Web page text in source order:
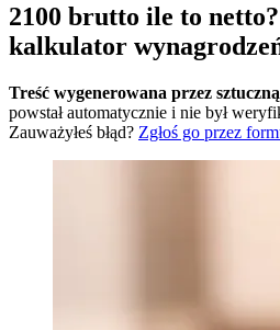
2100 brutto ile to
kalkulator
Treść wygenerowana przez
powstał automatycznie i nie był
Zauważyłeś błąd? Zgłoś go przez